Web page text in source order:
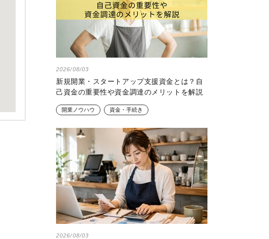
2026/08/03
新規開業・スタートアップ支援資金とは？自
己資金の重要性や資金調達のメリットを解説
開業ノウハウ 資金・手続き
2026/08/03